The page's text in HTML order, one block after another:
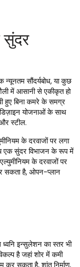
सुंदर
सौंदर्यबोध, या कुछ
में आसानी से एकीकृत हो
हुए बिना कमरे के समग्र
डिज़ाइन योजनाओं के साथ
स्टील.
के दरवाजों पर लगा
एक सुंदर विभाजन के रूप में
के दरवाजों पर
सकता है, ओपन-प्लान
ध्वनि इन्सुलेशन का स्तर भी
है जहां शोर में कमी
कर सकता है, शांत निर्माण,